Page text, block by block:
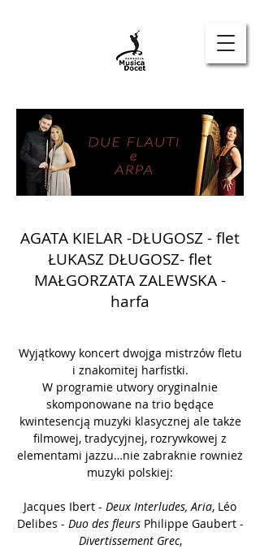
AGATA KIELAR -DŁUGOSZ - flet
ŁUKASZ DŁUGOSZ- flet
MAŁGORZATA ZALEWSKA -
harfa
Wyjątkowy koncert dwojga mistrzów fletu
i znakomitej harfistki.
W programie utwory oryginalnie
skomponowane na trio będące
kwintesencją muzyki klasycznej ale także
filmowej, tradycyjnej, rozrywkowej z
elementami jazzu…nie zabraknie rownież
muzyki polskiej:
Jacques Ibert - Deux Interludes, Aria, Léo
Delibes - Duo des fleurs Philippe Gaubert -
Divertissement Grec,